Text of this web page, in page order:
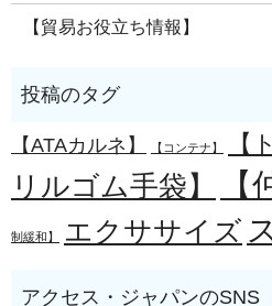
【貿易お役立ち情報】
【ATAカルネ】 【コンテナ】 【
リルゴム手袋】
【
制緩和】 エクササイズ